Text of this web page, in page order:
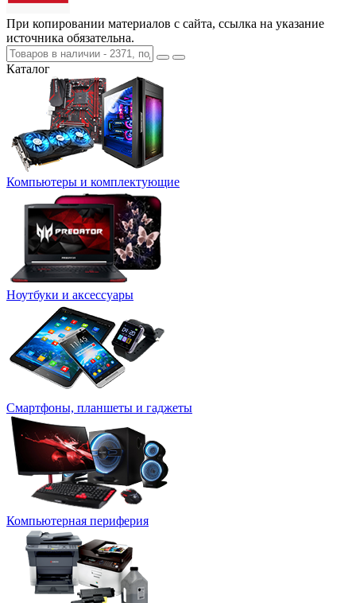
При копировании материалов с сайта, ссылка на указание
источника обязательна.
Каталог
Компьютеры и комплектующие
Ноутбуки и аксессуары
Смартфоны, планшеты и гаджеты
Компьютерная периферия